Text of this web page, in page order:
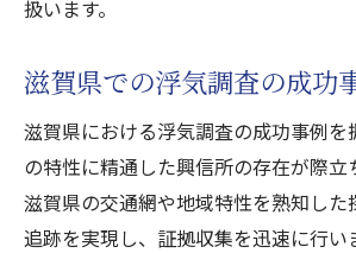
扱います。
滋賀県での浮気調査の成功
滋賀県における浮気調査の成功事例を
の特性に精通した興信所の存在が際立
滋賀県の交通網や地域特性を熟知した
追跡を実現し、証拠収集を迅速に行い